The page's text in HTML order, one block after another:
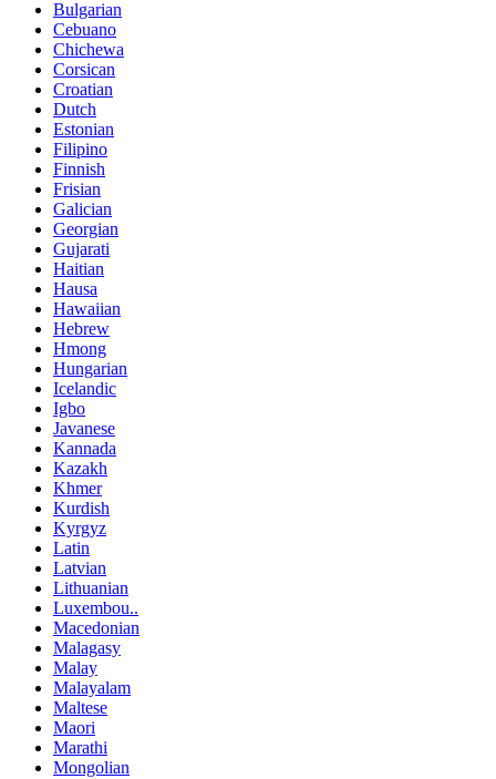
Bulgarian
Cebuano
Chichewa
Corsican
Croatian
Dutch
Estonian
Filipino
Finnish
Frisian
Galician
Georgian
Gujarati
Haitian
Hausa
Hawaiian
Hebrew
Hmong
Hungarian
Icelandic
Igbo
Javanese
Kannada
Kazakh
Khmer
Kurdish
Kyrgyz
Latin
Latvian
Lithuanian
Luxembou..
Macedonian
Malagasy
Malay
Malayalam
Maltese
Maori
Marathi
Mongolian